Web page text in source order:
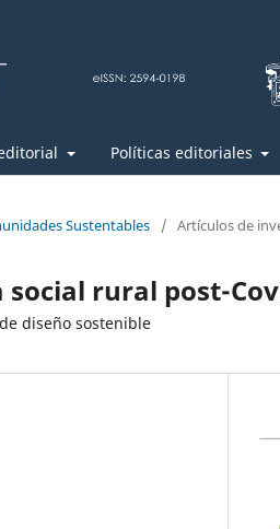
Políticas editoriales
Sustentables / Artículos de
rural post-
diseño sostenible